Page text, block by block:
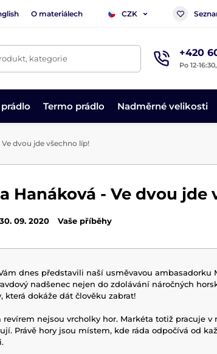
O materiálech CZK
kategorie +420
Po 12-
Termo prádlo Nadměrné velikosti
dvou jde všechno líp!
Hanáková - Ve dvou jde
30. 09. 2020 Vaše příběhy
dnes představili naší usměvavou ambasadorku
nadšenec nejen do zdolávání náročných
která dokáže dát člověku zabrat!
revírem nejsou vrcholky hor. Markéta totiž pracuje
Právě hory jsou místem, kde ráda odpočívá od